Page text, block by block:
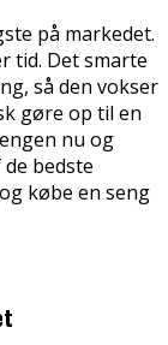
på markedet.
tid. Det smarte
så den vokser
gøre op til en
nu og
bedste
købe en seng